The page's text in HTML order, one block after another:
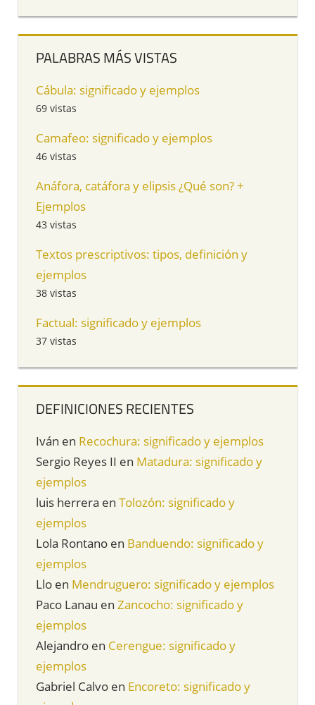
PALABRAS MÁS VISTAS
Cábula: significado y ejemplos
69 vistas
Camafeo: significado y ejemplos
46 vistas
Anáfora, catáfora y elipsis ¿Qué son? +
Ejemplos
43 vistas
Textos prescriptivos: tipos, definición y
ejemplos
38 vistas
Factual: significado y ejemplos
37 vistas
DEFINICIONES RECIENTES
Iván en Recochura: significado y ejemplos
Sergio Reyes II en Matadura: significado y
ejemplos
luis herrera en Tolozón: significado y
ejemplos
Lola Rontano en Banduendo: significado y
ejemplos
Llo en Mendruguero: significado y ejemplos
Paco Lanau en Zancocho: significado y
ejemplos
Alejandro en Cerengue: significado y
ejemplos
Gabriel Calvo en Encoreto: significado y